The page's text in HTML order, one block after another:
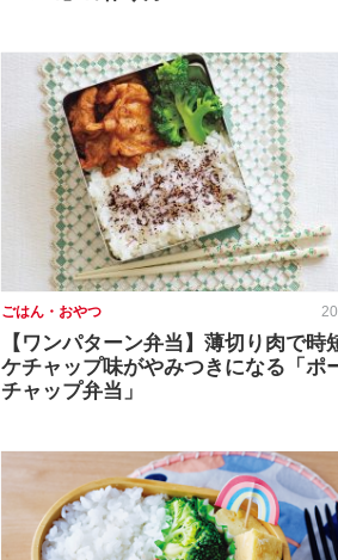
ごはん・おやつ
【ワンパターン弁当】薄切り肉で時
ケチャップ味がやみつきになる「ポ
チャップ弁当」